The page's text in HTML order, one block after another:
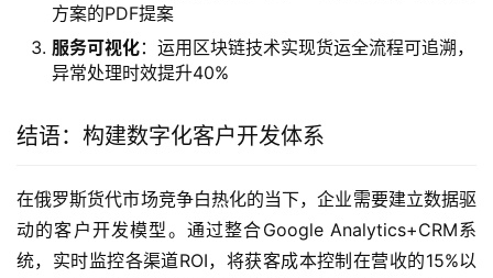
方案的PDF提案
服务可视化：运用区块链技术实现货运全流程可追溯，
异常处理时效提升40%
结语：构建数字化客户开发体系
在俄罗斯货代市场竞争白热化的当下，企业需要建立数据驱
动的客户开发模型。通过整合Google Analytics+CRM系
统，实时监控各渠道ROI，将获客成本控制在营收的15%以